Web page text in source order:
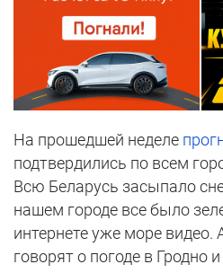
На прошедшей неделе
подтвердились по всем
Всю Беларусь засыпало
нашем городе все было
интернете уже море видео.
говорят о погоде в Гродно